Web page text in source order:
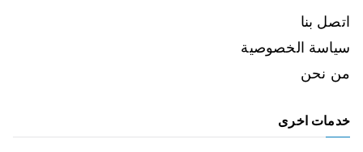
اتصل بنا
سياسة الخصوصية
من نحن
خدمات اخرى